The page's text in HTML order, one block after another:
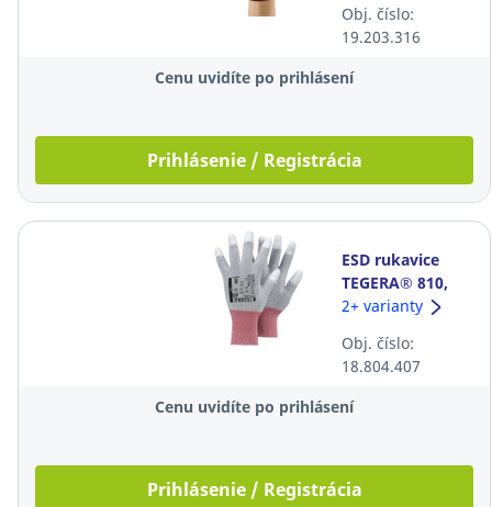
biele, 10 párov
Obj. číslo:
19.203.316
Cenu uvidíte po prihlásení
Prihlásenie / Registrácia
ESD rukavice
TEGERA® 810,
veľkosť 11, sivé,
2+ varianty
Obj. číslo:
18.804.407
Cenu uvidíte po prihlásení
Prihlásenie / Registrácia